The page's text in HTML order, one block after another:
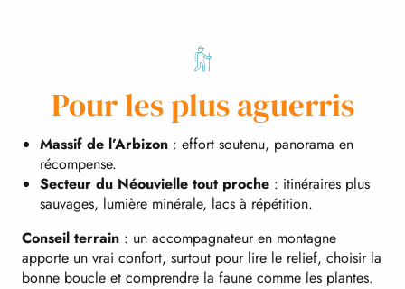
Pour les plus aguerris
Massif de l’Arbizon : effort soutenu, panorama en
récompense.
Secteur du Néouvielle tout proche : itinéraires plus
sauvages, lumière minérale, lacs à répétition.
Conseil terrain : un accompagnateur en montagne
apporte un vrai confort, surtout pour lire le relief, choisir la
bonne boucle et comprendre la faune comme les plantes.